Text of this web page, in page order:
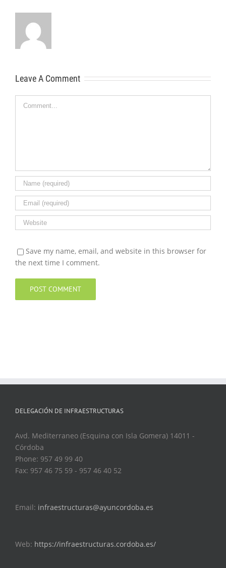
Leave A Comment
Comment
Save my name, email, and website in this browser for
the next time I comment.
DELEGACIÓN DE INFRAESTRUCTURAS
Avd. Mediterraneo (Esquina con Isla Gomera) 14011 -
Córdoba
Phone: 957 49 99 40
Fax: 957 46 75 59 - 957 46 40 52
Email: infraestructuras@ayuncordoba.es
Web: https://infraestructuras.cordoba.es/